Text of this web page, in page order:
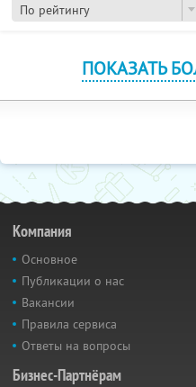
По рейтингу
ПОКАЗАТЬ
Компания
Основное
Публикации о нас
Вакансии
Правила сервиса
Ответы на вопросы
Бизнес-Партнёрам